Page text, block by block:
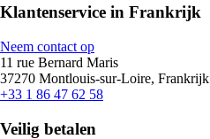
Klantenservice in Frankrijk
Neem contact op
11 rue Bernard Maris
37270 Montlouis-sur-Loire, Frankrijk
+33 1 86 47 62 58
Veilig betalen